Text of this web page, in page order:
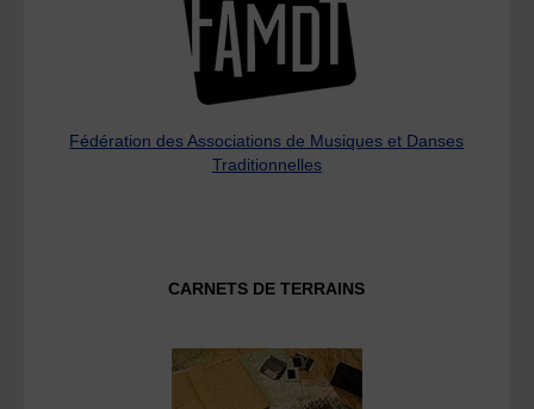
Fédération des Associations de Musiques et Danses
Traditionnelles
CARNETS DE TERRAINS